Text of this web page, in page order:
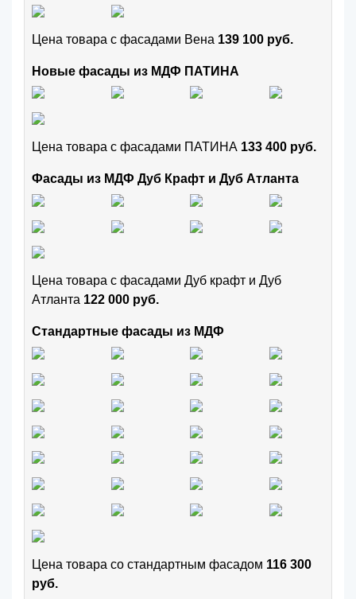
Цена товара с фасадами Вена 139 100 руб.
Новые фасады из МДФ ПАТИНА
Цена товара с фасадами ПАТИНА 133 400 руб.
Фасады из МДФ Дуб Крафт и Дуб Атланта
Цена товара с фасадами Дуб крафт и Дуб
Атланта 122 000 руб.
Стандартные фасады из МДФ
Цена товара cо стандартным фасадом 116 300
руб.